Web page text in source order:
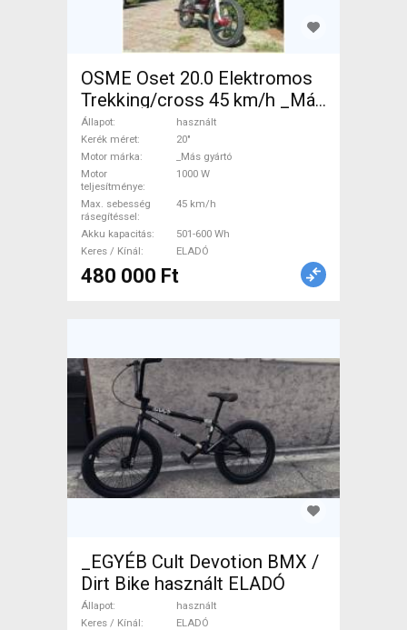
OSME Oset 20.0 Elektromos
Trekking/cross 45 km/h _Más
gyártó 501-600 Wh használt
ELADÓ
Állapot
használt
Kerék méret
20"
Motor márka
_Más gyártó
Motor
teljesítménye
1000 W
Max. sebesség
rásegítéssel
45 km/h
Akku kapacitás
501-600 Wh
Keres / Kínál
ELADÓ
480 000 Ft
_EGYÉB Cult Devotion BMX /
Dirt Bike használt ELADÓ
Állapot
használt
Keres / Kínál
ELADÓ